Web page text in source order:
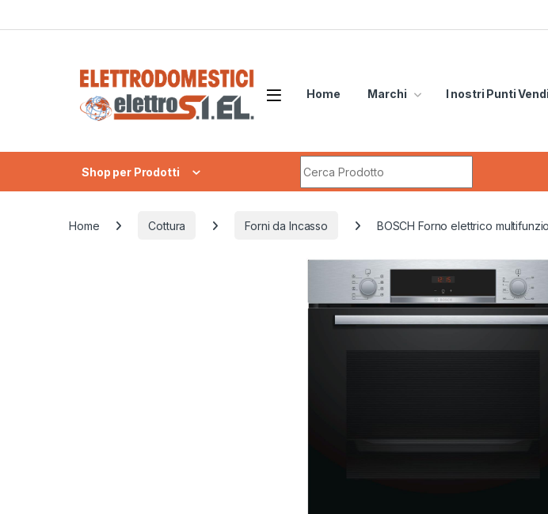
Home Marchi I nostri Punti
Shop per Prodotti
Home Cottura Forni da Incasso BOSCH Forno elettrico